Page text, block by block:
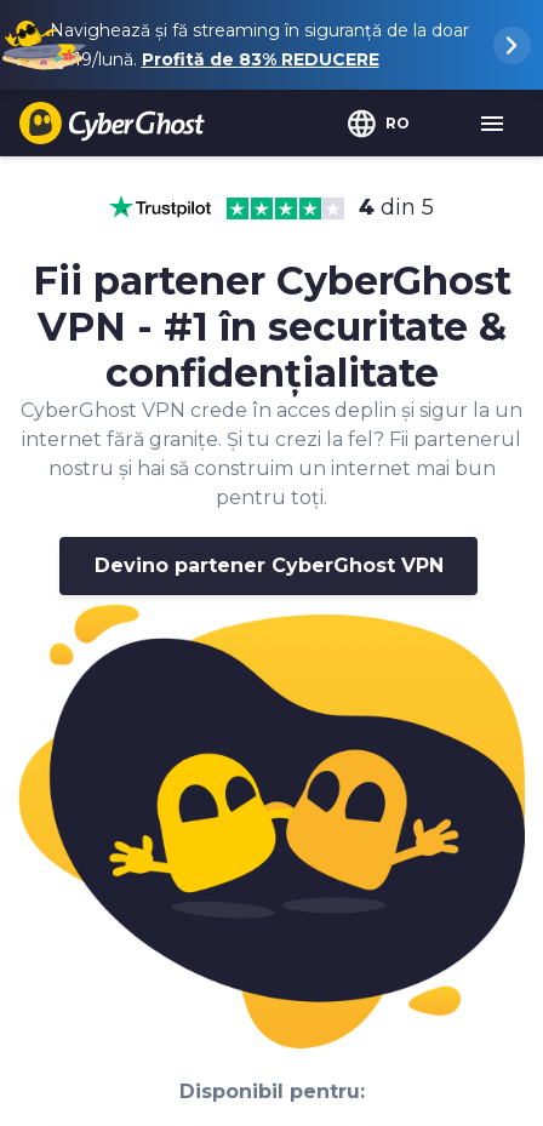
Navighează și fă streaming în siguranță de la doar
$2.19/lună. Profită de 83%REDUCERE
RO
4 din 5
Fii partener CyberGhost
VPN - #1 în securitate &
confidențialitate
CyberGhost VPN crede în acces deplin și sigur la un
internet fără granițe. Și tu crezi la fel? Fii partenerul
nostru și hai să construim un internet mai bun
pentru toți.
Devino partener CyberGhost VPN
Disponibil pentru: